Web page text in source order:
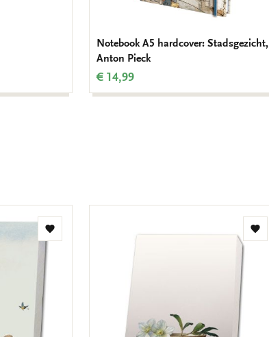
Notebook A5 hardcover: Stadsgezicht,
Anton Pieck
€ 14,99
Add
Add